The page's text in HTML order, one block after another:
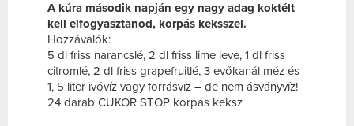
A kúra második napján egy nagy adag koktélt
kell elfogyasztanod, korpás keksszel.
Hozzávalók:
5 dl friss narancslé, 2 dl friss lime leve, 1 dl friss
citromlé, 2 dl friss grapefruitlé, 3 evőkanál méz és
1, 5 liter ivóvíz vagy forrásvíz – de nem ásványvíz!
24 darab CUKOR STOP korpás keksz